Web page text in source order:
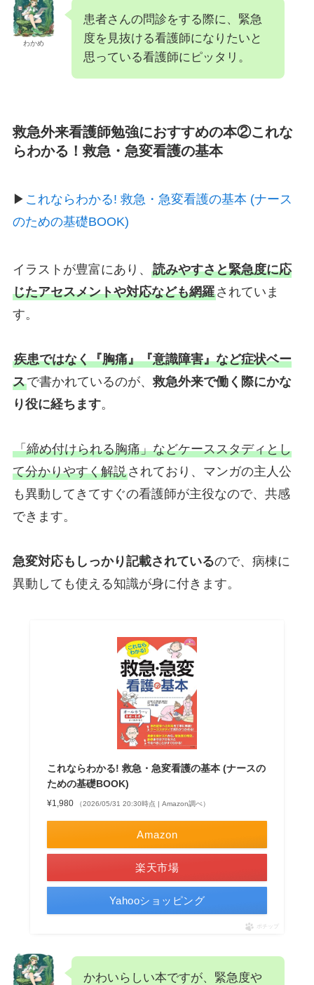
わかめ
患者さんの問診をする際に、緊急
度を見抜ける看護師になりたいと
思っている看護師にピッタリ。
救急外来看護師勉強におすすめの本②これな
らわかる！救急・急変看護の基本
▶︎ これならわかる! 救急・急変看護の基本 (ナース
のための基礎BOOK)
イラストが豊富にあり、 読みやすさと緊急度に応
じたアセスメントや対応なども網羅されていま
す。
疾患ではなく『胸痛』『意識障害』など症状ベー
スで書かれているのが、救急外来で働く際にかな
り役に経ちます。
「締め付けられる胸痛」などケーススタディとし
て分かりやすく解説されており、マンガの主人公
も異動してきてすぐの看護師が主役なので、共感
できます。
急変対応もしっかり記載されているので、病棟に
異動しても使える知識が身に付きます。
これならわかる! 救急・急変看護の基本 (ナースの
ための基礎BOOK)
¥1,980 （2026/05/31 20:30時点 | Amazon調べ）
Amazon
楽天市場
Yahooショッピング
ポチップ
かわいらしい本ですが、緊急度や